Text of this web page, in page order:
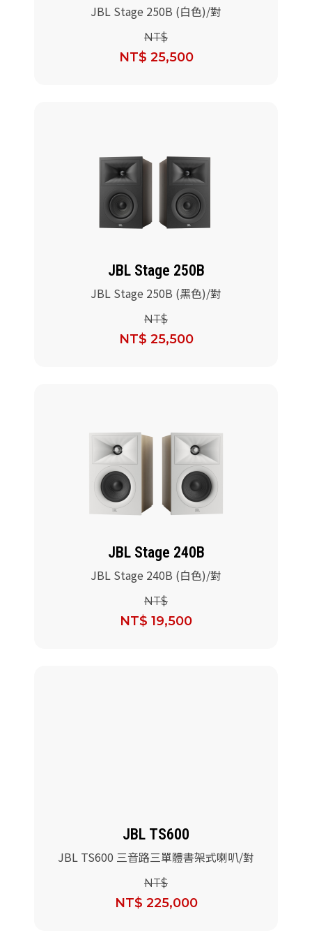
JBL Stage 250B (白色)/對
NT$
NT$ 25,500
JBL Stage 250B
JBL Stage 250B (黑色)/對
NT$
NT$ 25,500
JBL Stage 240B
JBL Stage 240B (白色)/對
NT$
NT$ 19,500
JBL TS600
JBL TS600 三音路三單體書架式喇叭/對
NT$
NT$ 225,000